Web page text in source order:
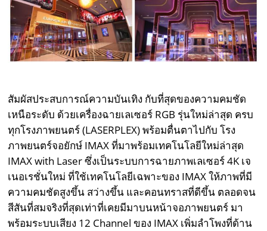
สัมผัสประสบการณ์ความบันเทิง กับที่สุดของความคมชัด
เหนือระดับ ด้วยเครื่องฉายเลเซอร์ RGB รุ่นใหม่ล่าสุด ครบ
ทุกโรงภาพยนตร์ (LASERPLEX) พร้อมตื่นตาไปกับ โรง
ภาพยนตร์จอยักษ์ IMAX ที่มาพร้อมเทคโนโลยีใหม่ล่าสุด
IMAX with Laser ซึ่งเป็นระบบการฉายภาพเลเซอร์ 4K เจ
เนอเรชั่นใหม่ ที่ใช้เทคโนโลยีเฉพาะของ IMAX ให้ภาพที่มี
ความคมชัดสูงขึ้น สว่างขึ้น และคอนทราสที่ดีขึ้น ตลอดจน
สีสันที่สมจริงที่สุดเท่าที่เคยมีมาบนหน้าจอภาพยนตร์ มา
พร้อมระบบเสียง 12 Channel ของ IMAX เพิ่มลำโพงที่ด้าน